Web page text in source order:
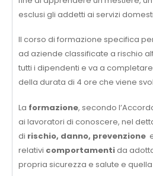
esclusi gli addetti ai servizi
Il corso di formazione specifica
ad aziende classificate a rischio
tutti i dipendenti e va a
della durata di 4 ore che viene
La formazione, secondo
ai lavoratori di conoscere, nel
di rischio, danno, prevenzione
relativi comportamentida
propria sicurezza e salute e